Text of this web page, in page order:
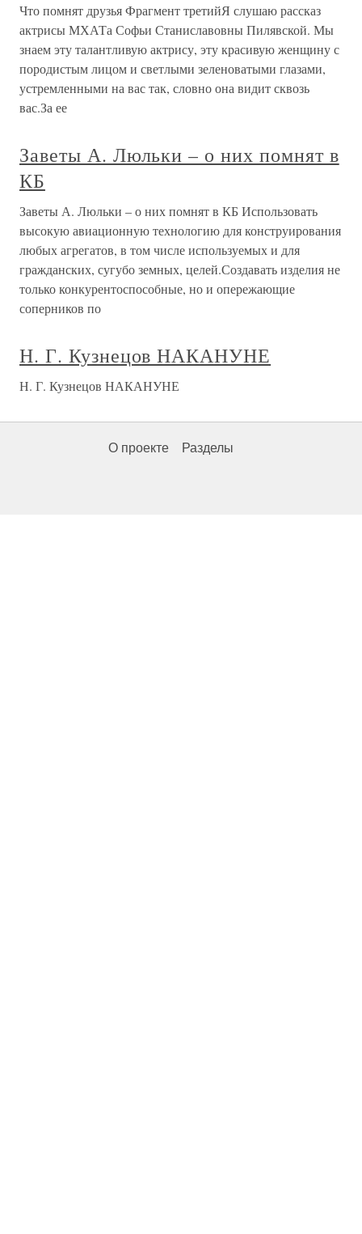
Что помнят друзья Фрагмент третийЯ слушаю рассказ
актрисы МХАТа Софьи Станиславовны Пилявской. Мы
знаем эту талантливую актрису, эту красивую женщину с
породистым лицом и светлыми зеленоватыми глазами,
устремленными на вас так, словно она видит сквозь
вас.За ее
Заветы А. Люльки – о них помнят в
КБ
Заветы А. Люльки – о них помнят в КБ Использовать
высокую авиационную технологию для конструирования
любых агрегатов, в том числе используемых и для
гражданских, сугубо земных, целей.Создавать изделия не
только конкурентоспособные, но и опережающие
соперников по
Н. Г. Кузнецов НАКАНУНЕ
Н. Г. Кузнецов НАКАНУНЕ
О проекте Разделы